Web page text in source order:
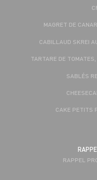
MAGRET DE
CABILLAUD SKREI
TARTARE DE
SABLÉS
CAKE PETITS
RAPPEL